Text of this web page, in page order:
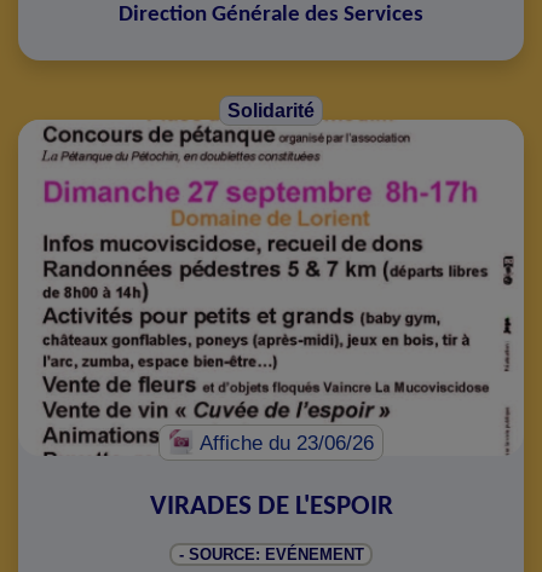
Direction Générale des Services
Solidarité
Affiche du 23/06/26
VIRADES DE L'ESPOIR
- SOURCE: EVÉNEMENT